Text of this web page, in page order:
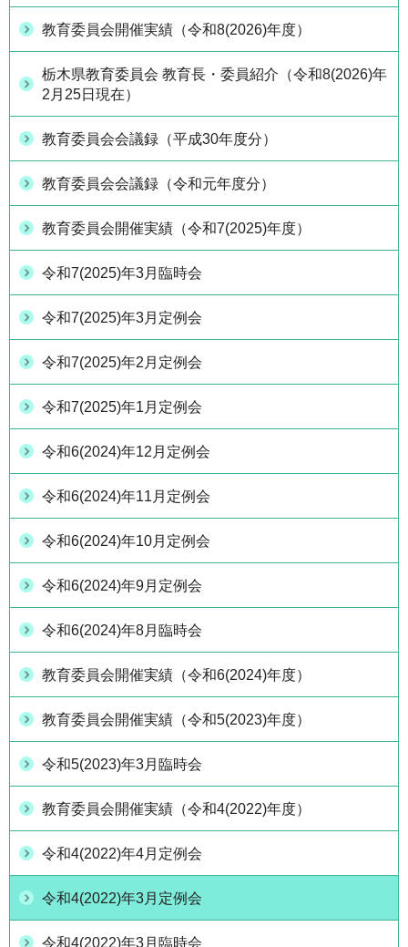
教育委員会開催実績（令和8(2026)年度）
栃木県教育委員会 教育長・委員紹介（令和8(2026)年
2月25日現在）
教育委員会会議録（平成30年度分）
教育委員会会議録（令和元年度分）
教育委員会開催実績（令和7(2025)年度）
令和7(2025)年3月臨時会
令和7(2025)年3月定例会
令和7(2025)年2月定例会
令和7(2025)年1月定例会
令和6(2024)年12月定例会
令和6(2024)年11月定例会
令和6(2024)年10月定例会
令和6(2024)年9月定例会
令和6(2024)年8月臨時会
教育委員会開催実績（令和6(2024)年度）
教育委員会開催実績（令和5(2023)年度）
令和5(2023)年3月臨時会
教育委員会開催実績（令和4(2022)年度）
令和4(2022)年4月定例会
令和4(2022)年3月定例会
令和4(2022)年3月臨時会